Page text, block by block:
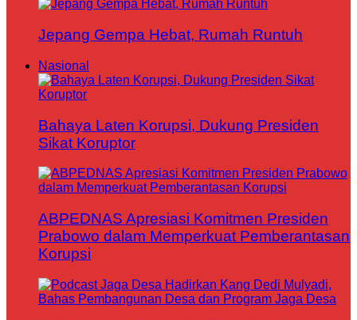
Jepang Gempa Hebat, Rumah Runtuh
Nasional
Bahaya Laten Korupsi, Dukung Presiden
Sikat Koruptor
ABPEDNAS Apresiasi Komitmen Presiden
Prabowo dalam Memperkuat Pemberantasan
Korupsi